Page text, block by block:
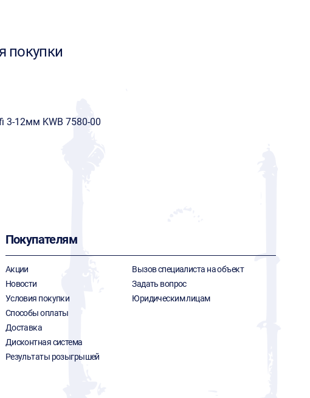
покупки
3-12мм KWB 7580-00
Покупателям
Акции
Новости
Условия покупки
Способы оплаты
Доставка
Дисконтная система
Результаты розыгрышей
Вызов специалиста на объект
Задать вопрос
Юридическим лицам